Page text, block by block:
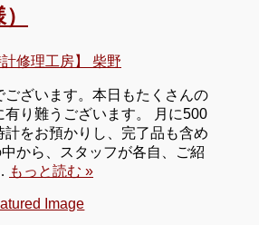
計修理工房】 柴野
ございます。本日もたくさんの
有り難うございます。 月に500
をお預かりし、完了品も含め
から、スタッフが各自、ご紹
もっと読む »